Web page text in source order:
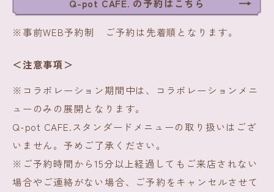
Q-pot CAFE. の予約はこちら
※事前WEB予約制 ご予約は先着順となります。
＜注意事項＞
※コラボレーション期間中は、コラボレーションメニ
ューのみの展開となります。
Q-pot CAFE.スタンダードメニューの取り扱いはござ
いません。予めご了承ください。
※ご予約時間から15分以上経過してもご来店されない
場合やご連絡がない場合、ご予約をキャンセルさせて